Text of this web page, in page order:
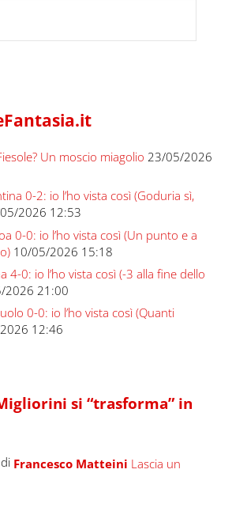
Un moscio miagolio 23/05/2026
0-2: io l’ho vista così (Goduria sì,
2026 12:53
0-0: io l’ho vista così (Un punto e a
10/05/2026 15:18
4-0: io l’ho vista così (-3 alla fine dello
2026 21:00
0-0: io l’ho vista così (Quanti
12:46
si “trasforma” in
di Francesco Matteini Lascia un